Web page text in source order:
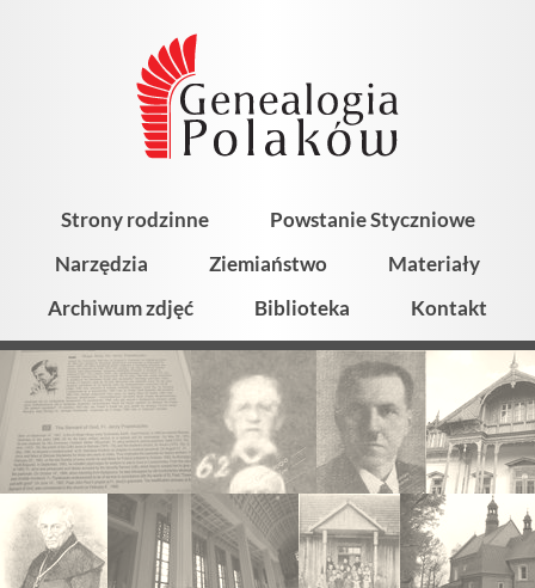
Strony rodzinne
Powstanie Styczniowe
Narzędzia
Ziemiaństwo
Materiały
Archiwum zdjęć
Biblioteka Kontakt